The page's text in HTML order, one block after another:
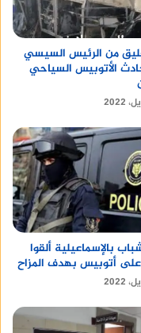
من الرئيس السيسي
الأتوبيس السياحي
بالإسماعيلية ألقوا
أتوبيس بهدف المزاح